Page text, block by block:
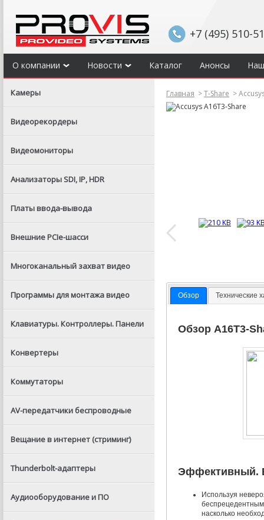
+7 (495) 510-
О компании Новости Каталог Анонсы
Камеры
Видеорекордеры
Видеомониторы
Анализаторы SDI, IP, HDR
Платы ввода-вывода
Внешние PCIe-шасси
Многоканальный захват видео
Программы для монтажа видео
Клавиатуры. Контроллеры. Панели
Конвертеры
Коммутаторы
AV-передатчики беспроводные
Вещание в интернет (стриминг)
Thunderbolt-адаптеры
Аудиооборудование и ПО
Главная >T-Share >
Обзор Технические
Обзор A16T3-
Эффективный.
Используя
насколько